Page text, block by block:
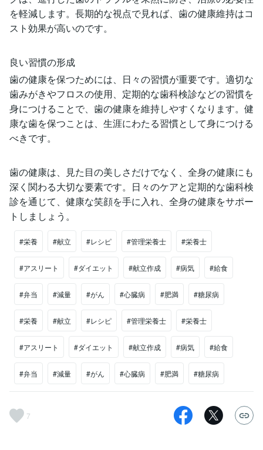
を軽減します。長期的な視点で見れば、歯の健康維持はコ
スト効果が高いのです。
良い習慣の形成
歯の健康を保つためには、日々の習慣が重要です。適切な
歯みがきやフロスの使用、定期的な歯科検診などの習慣を
身につけることで、歯の健康を維持しやすくなります。健
康な歯を保つことは、生涯にわたる習慣として身につける
べきです。
歯の健康は、見た目の美しさだけでなく、全身の健康にも
深く関わる大切な要素です。日々のケアと定期的な歯科検
診を通じて、健康な笑顔を手に入れ、全身の健康をサポー
トしましょう。
#栄養 #献立 #レシピ #管理栄養士 #栄養士
#アスリート #ダイエット #献立作成 #病気 #給食
#弁当 #減量 #がん #心臓病 #肥満 #糖尿病
#栄養 #献立 #レシピ #管理栄養士 #栄養士
#アスリート #ダイエット #献立作成 #病気 #給食
#弁当 #減量 #がん #心臓病 #肥満 #糖尿病
7